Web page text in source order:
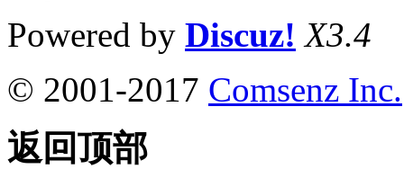
Powered by Discuz! X3.4
© 2001-2017 Comsenz Inc.
返回顶部